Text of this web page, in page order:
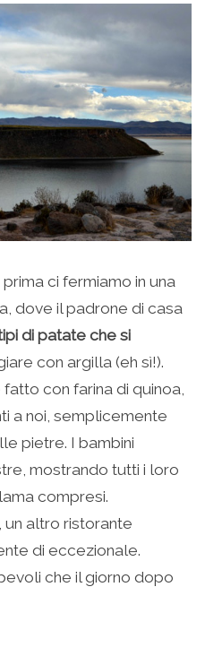
ci fermiamo in una
dove il padrone di casa
di patate che si
con argilla (eh sì!).
con farina di quinoa,
a noi, semplicemente
pietre. I bambini
mostrando tutti i loro
compresi.
un altro ristorante
di eccezionale.
che il giorno dopo